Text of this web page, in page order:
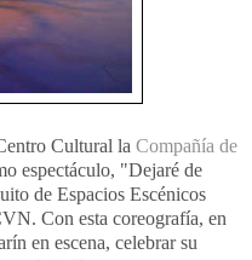
Cultural la Compañía de
espectáculo, "Dejaré de
de Espacios Escénicos
Con esta coreografía, en
en escena, celebrar su